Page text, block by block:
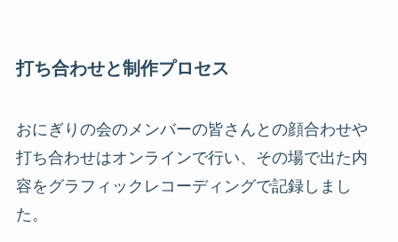
打ち合わせと制作プロセス
おにぎりの会のメンバーの皆さんとの顔合わせや
打ち合わせはオンラインで行い、その場で出た内
容をグラフィックレコーディングで記録しまし
た。